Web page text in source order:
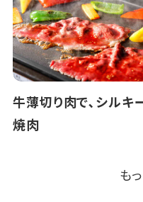
牛薄切り肉で､シルキ
焼肉
も